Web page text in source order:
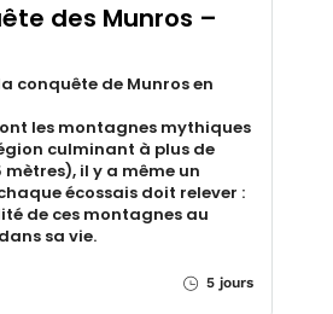
des Munros –
conquête de Munros en
les montagnes mythiques
culminant à plus de
mètres), il y a même un
écossais doit relever :
de ces montagnes au
sa vie.
5 jours